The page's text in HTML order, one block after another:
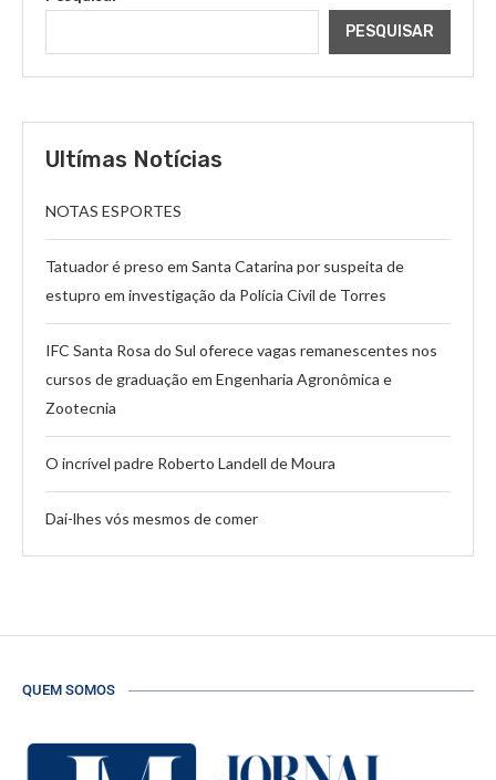
PESQUISAR
Ultímas Notícias
NOTAS ESPORTES
Tatuador é preso em Santa Catarina por suspeita de
estupro em investigação da Polícia Civil de Torres
IFC Santa Rosa do Sul oferece vagas remanescentes nos
cursos de graduação em Engenharia Agronômica e
Zootecnia
O incrível padre Roberto Landell de Moura
Dai-lhes vós mesmos de comer
QUEM SOMOS